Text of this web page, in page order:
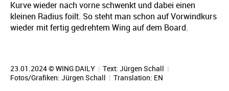
Kurve wieder nach vorne schwenkt und dabei einen
kleinen Radius foilt. So steht man schon auf Vorwindkurs
wieder mit fertig gedrehtem Wing auf dem Board.
23.01.2024 © WING DAILY | Text: Jürgen Schall |
Fotos/Grafiken: Jürgen Schall | Translation: EN